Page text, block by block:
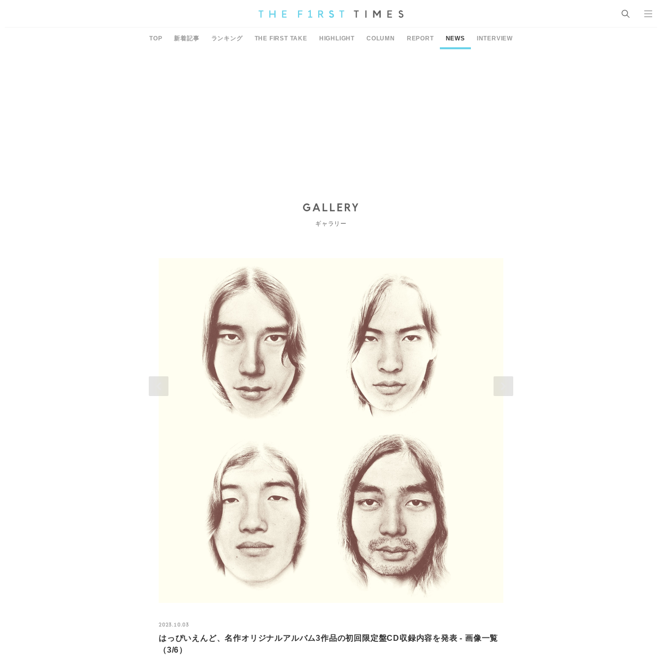
TOP 新着記事 ランキング THE FIRST TAKE HIGHLIGHT COLUMN REPORT NEWS INTERVIEW
GALLERY
ギャラリー
2023.10.03
はっぴいえんど、名作オリジナルアルバム3作品の初回限定盤CD収録内容を発表 - 画像一覧
（3/6）